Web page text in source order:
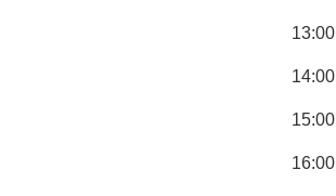
13:00
14:00
15:00
16:00